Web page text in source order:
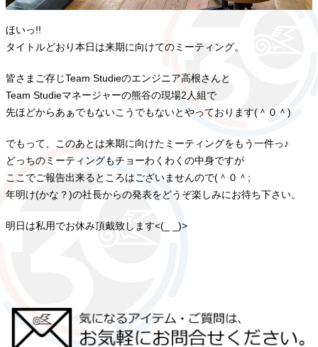
ほいっ!!
タイトルどおり本日は来期に向けてのミーティング。
皆さまご存じTeam Studieのエンジニア高根さんと
Team Studieマネージャーの熊谷の現場2人組で
先ほどからあぁでもないこうでもないとやっております(＾０＾)
でもって、このあとは来期に向けたミーティングをもう一件っ♪
どっちのミーティングもチョーわくわくの中身ですが
ここでご報告出来るところはございませんので(＾０＾;
年明け(かな？)の社長からの発表をどうぞ楽しみにお待ち下さい。
明日は私用でお休み頂戴致します<(_ _)>